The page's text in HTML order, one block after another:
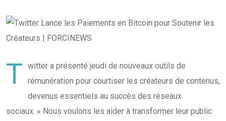
T witter a présenté jeudi de nouveaux outils de
rémunération pour courtiser les créateurs de contenus,
devenus essentiels au succès des réseaux
sociaux. « Nous voulons les aider à transformer leur public